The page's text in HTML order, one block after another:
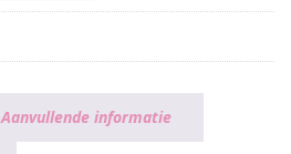
Aanvullende informatie